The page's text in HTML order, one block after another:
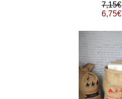
7,15€
6,75€